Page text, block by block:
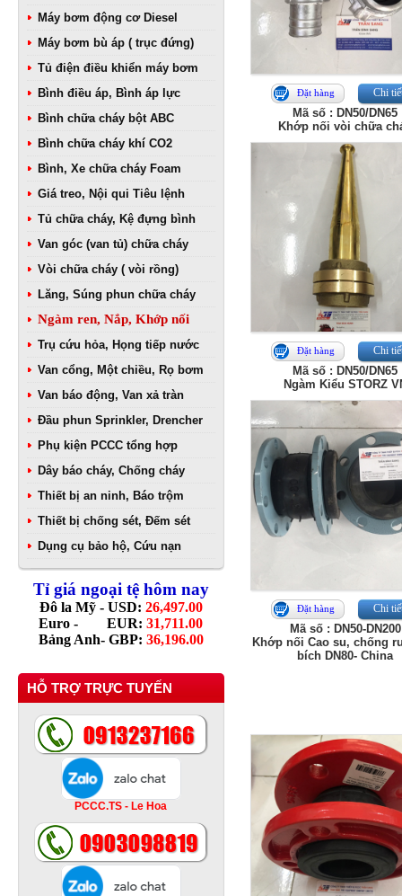
Máy bơm động cơ Diesel
Máy bơm bù áp ( trục đứng)
Tủ điện điều khiển máy bơm
Bình điều áp, Bình áp lực
Bình chữa cháy bột ABC
Bình chữa cháy khí CO2
Bình, Xe chữa cháy Foam
Giá treo, Nội qui Tiêu lệnh
Tủ chữa cháy, Kệ đựng bình
Van góc (van tủ) chữa cháy
Vòi chữa cháy ( vòi rồng)
Lăng, Súng phun chữa cháy
Ngàm ren, Nắp, Khớp nối
Trụ cứu hỏa, Họng tiếp nước
Van cổng, Một chiều, Rọ bơm
Van báo động, Van xả tràn
Đầu phun Sprinkler, Drencher
Phụ kiện PCCC tổng hợp
Dây báo cháy, Chống cháy
Thiết bị an ninh, Báo trộm
Thiết bị chống sét, Đếm sét
Dụng cụ bảo hộ, Cứu nạn
Tỉ giá ngoại tệ hôm nay
Đô la Mỹ - USD: 26,497.00
Euro - EUR: 31,711.00
Bảng Anh- GBP: 36,196.00
HỖ TRỢ TRỰC TUYẾN
PCCC.TS - Le Hoa
Đặt hàng Chi
Mã số : DN50/DN65
Khớp nối vòi chữa
Đặt hàng Chi
Mã số : DN50/DN65
Ngàm Kiểu STORZ
Đặt hàng Chi
Mã số : DN50-DN200
Khớp nối Cao su, chống
bích DN80- China